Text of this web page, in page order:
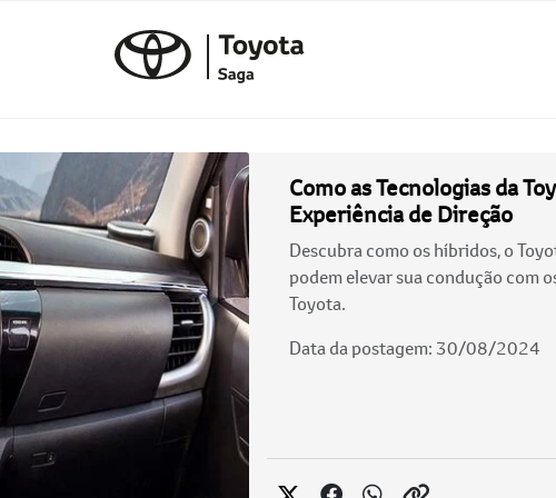
Como as Tecnologias da
Experiência de Direção
Descubra como os híbridos, o
podem elevar sua condução com
Toyota.
Data da postagem: 30/08/2024